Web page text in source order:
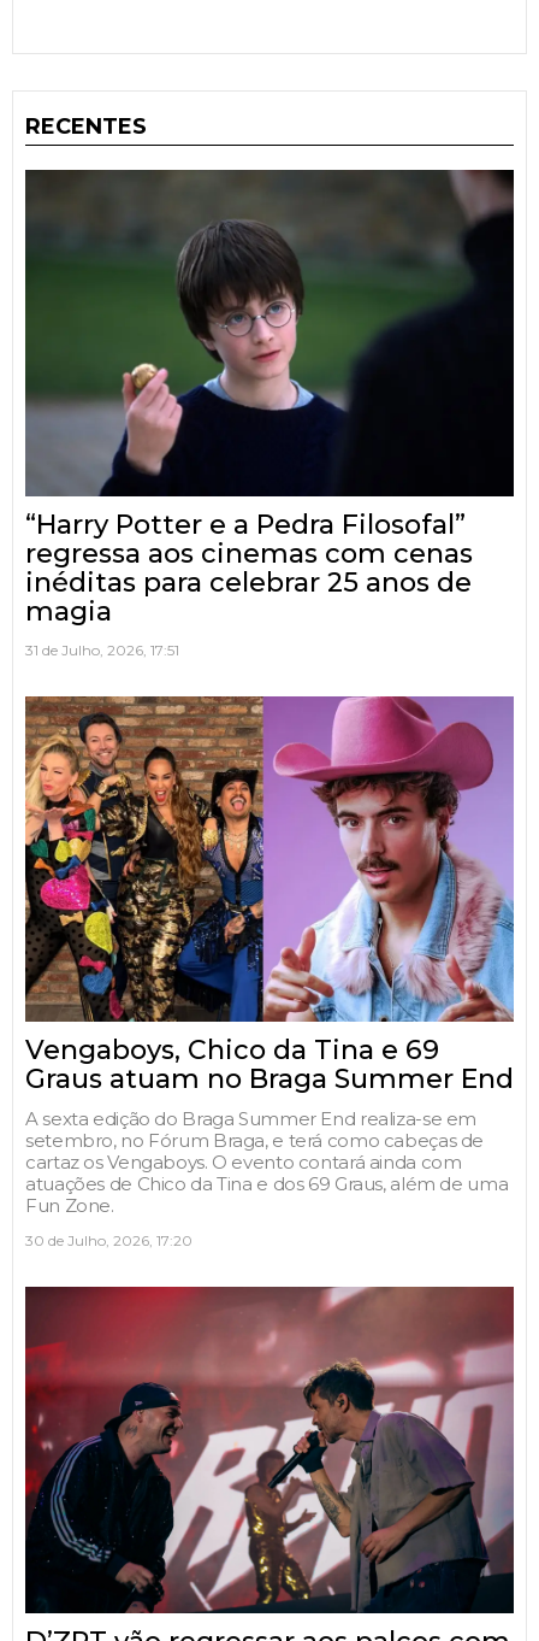
RECENTES
“Harry Potter e a Pedra Filosofal”
regressa aos cinemas com cenas
inéditas para celebrar 25 anos de
magia
31 de Julho, 2026, 17:51
Vengaboys, Chico da Tina e 69
Graus atuam no Braga Summer End
A sexta edição do Braga Summer End realiza-se em
setembro, no Fórum Braga, e terá como cabeças de
cartaz os Vengaboys. O evento contará ainda com
atuações de Chico da Tina e dos 69 Graus, além de uma
Fun Zone.
30 de Julho, 2026, 17:20